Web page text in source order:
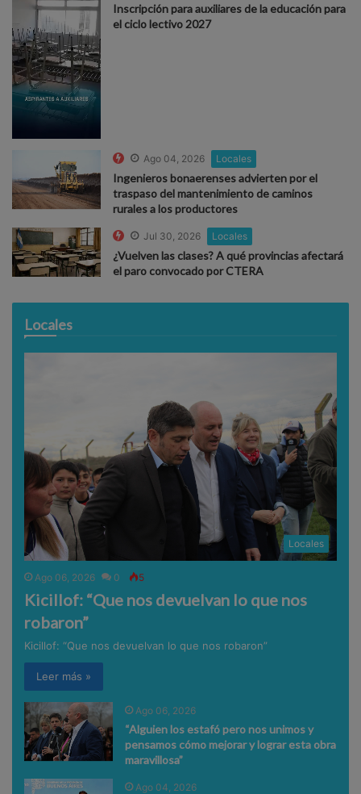
Inscripción para auxiliares de la educación para
el ciclo lectivo 2027
Ago 04, 2026 Locales
Ingenieros bonaerenses advierten por el
traspaso del mantenimiento de caminos
rurales a los productores
Jul 30, 2026 Locales
¿Vuelven las clases? A qué provincias afectará
el paro convocado por CTERA
Locales
Locales
Ago 06, 2026 0 5
Kicillof: “Que nos devuelvan lo que nos
robaron”
Kicillof: “Que nos devuelvan lo que nos robaron”
Leer más »
Ago 06, 2026
“Alguien los estafó pero nos unimos y
pensamos cómo mejorar y lograr esta obra
maravillosa”
Ago 04, 2026